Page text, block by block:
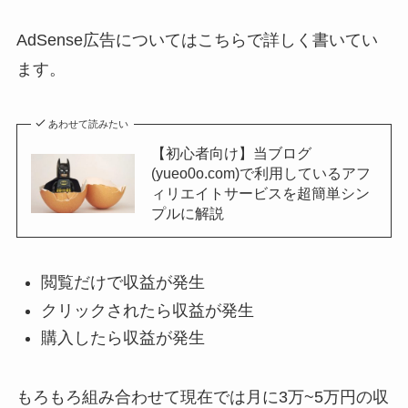
AdSense広告についてはこちらで詳しく書いてい
ます。
あわせて読みたい
【初心者向け】当ブログ
(yueo0o.com)で利用しているアフ
ィリエイトサービスを超簡単シン
プルに解説
閲覧だけで収益が発生
クリックされたら収益が発生
購入したら収益が発生
もろもろ組み合わせて現在では月に3万~5万円の収